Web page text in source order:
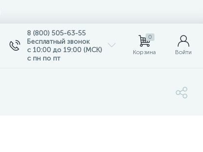
8 (800) 505-63-55
Бесплатный звонок
с 10:00 до 19:00 (МСК)
с пн по пт
0
Корзина Войти